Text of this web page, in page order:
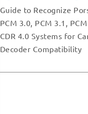
Guide to Recognize
PCM 3.0, PCM 3.1,
CDR 4.0 Systems for
Decoder Compatibility